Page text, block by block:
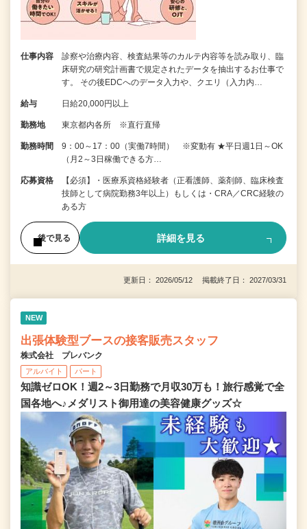
仕事内容
診察や治療内容、検査結果等のカルテ内容等を読み取り、臨
床研究の研究計画書で規定されたデータを抽出するお仕事で
す。 その後EDCへのデータ入力や、クエリ（入力内…
給与 日給20,000円以上
勤務地 東京都内各所 ※直行直帰
勤務時間
9：00～17：00（実働7時間） ※変動有 ★平日週1日～OK
（月2～3日稼働できる方…
応募資格
【必須】・医療系資格経験者（正看護師、薬剤師、臨床検査
技師として病院勤務3年以上）もしくは・CRA／CRC経験の
ある方
後で見る 詳細を見る
更新日： 2026/05/12 掲載終了日： 2027/03/31
NEW
出張体験型ブースの接客販売スタッフ
株式会社 プレバンク
アルバイト パート
知識ゼロOK！週2～3日勤務で月収30万も！旅行感覚で全
国各地へ♪メダリスト御用達の美容健康グッズ☆